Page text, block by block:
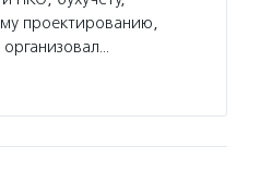
проектированию,